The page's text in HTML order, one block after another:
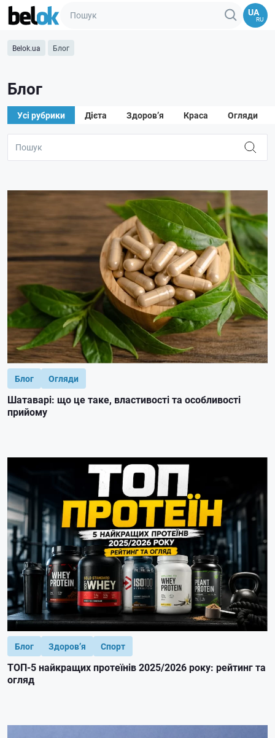
UA
RU
Belok.ua Блог
Блог
Усі рубрики Дієта Здоров’я Краса Огляди
Блог Огляди
Шатаварі: що це таке, властивості та особливості
прийому
Блог Здоров’я Спорт
ТОП-5 найкращих протеїнів 2025/2026 року: рейтинг та
огляд